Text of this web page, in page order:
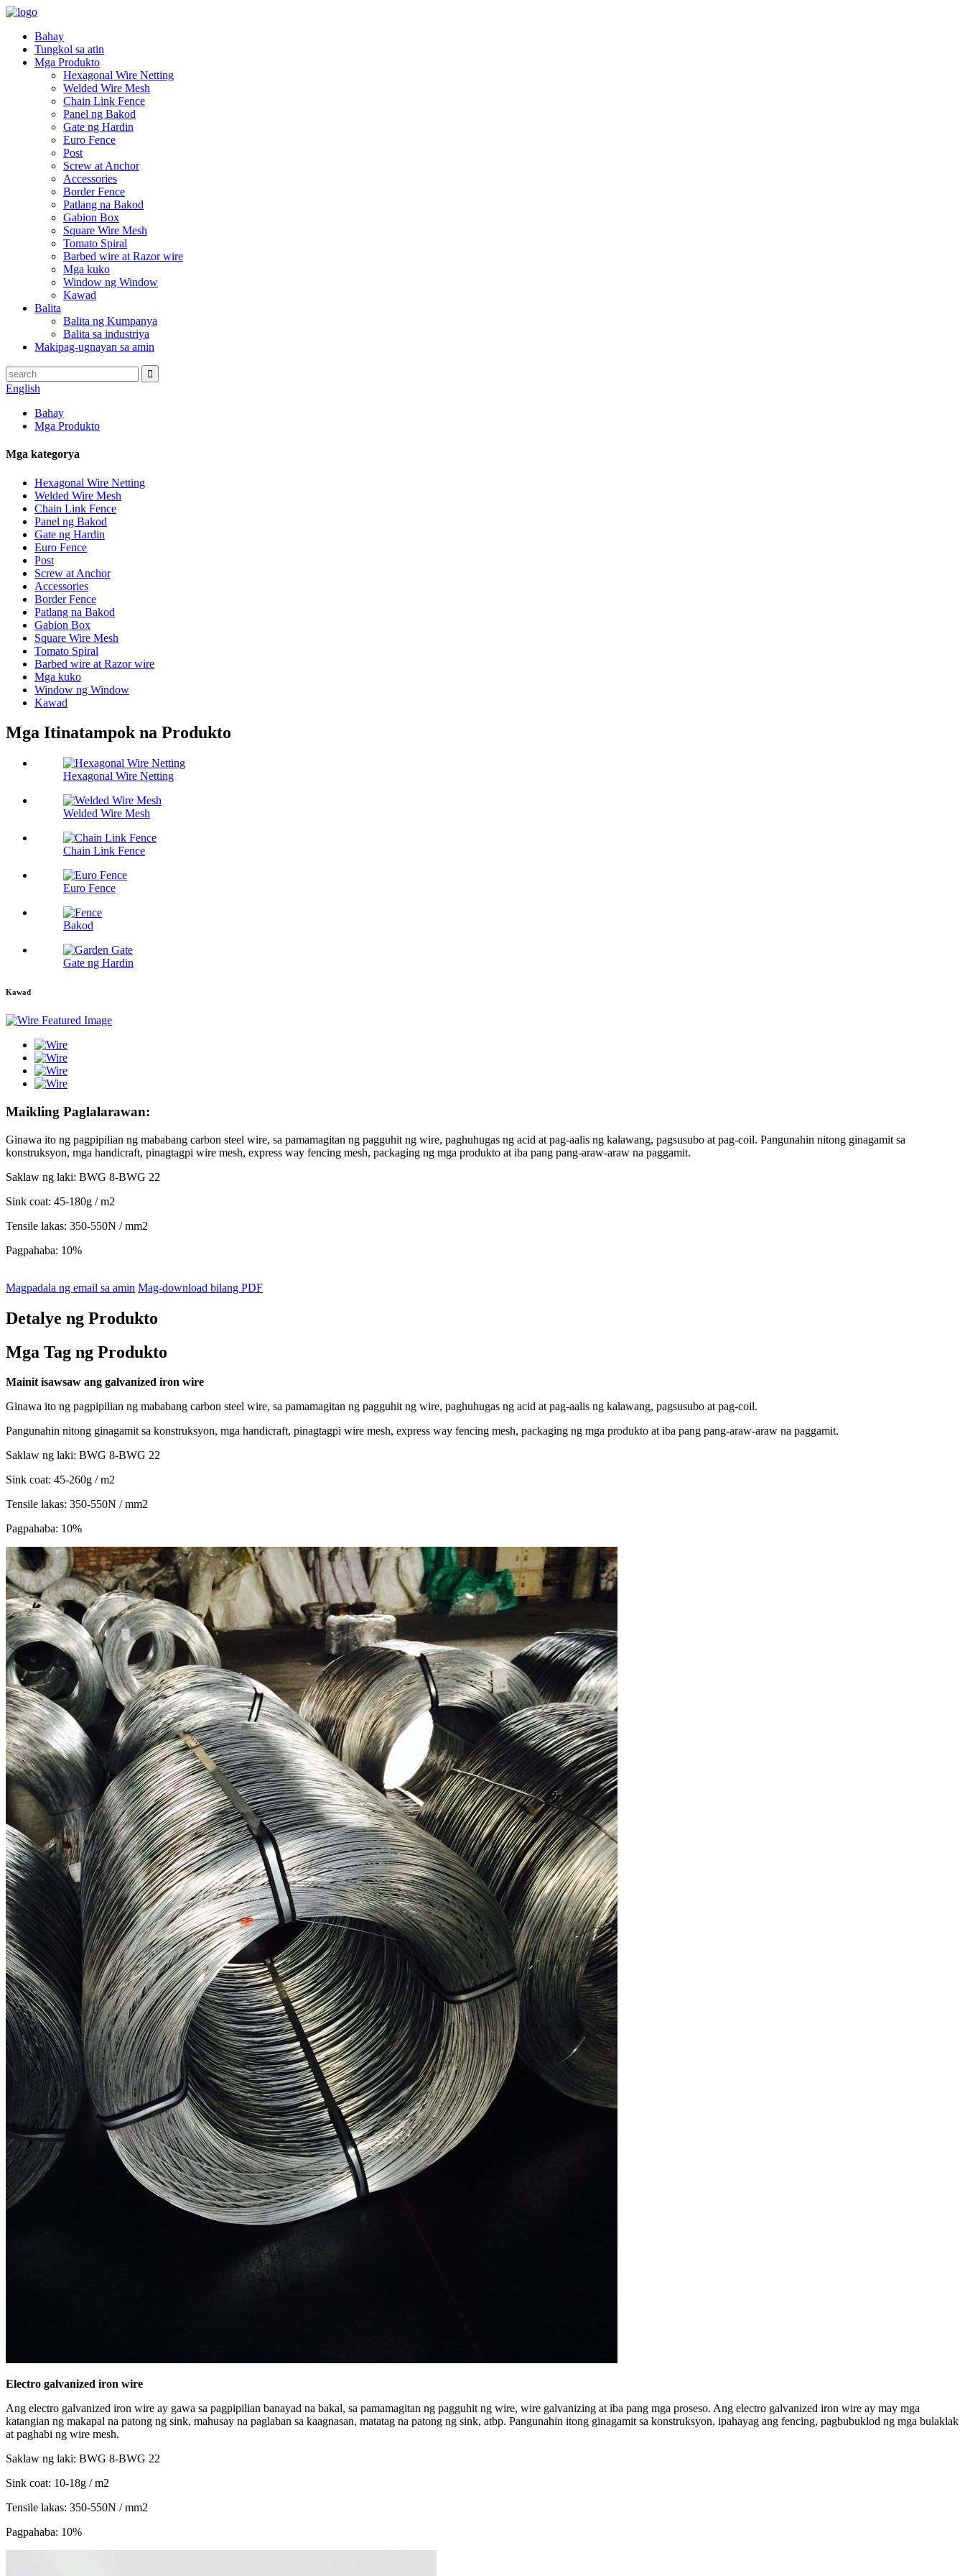
Bahay
Tungkol sa atin
Mga Produkto
Hexagonal Wire Netting
Welded Wire Mesh
Chain Link Fence
Panel ng Bakod
Gate ng Hardin
Euro Fence
Post
Screw at Anchor
Accessories
Border Fence
Patlang na Bakod
Gabion Box
Square Wire Mesh
Tomato Spiral
Barbed wire at Razor wire
Mga kuko
Window ng Window
Kawad
Balita
Balita ng Kumpanya
Balita sa industriya
Makipag-ugnayan sa amin
English
Bahay
Mga Produkto
Mga kategorya
Hexagonal Wire Netting
Welded Wire Mesh
Chain Link Fence
Panel ng Bakod
Gate ng Hardin
Euro Fence
Post
Screw at Anchor
Accessories
Border Fence
Patlang na Bakod
Gabion Box
Square Wire Mesh
Tomato Spiral
Barbed wire at Razor wire
Mga kuko
Window ng Window
Kawad
Mga Itinatampok na Produkto
Hexagonal Wire Netting
Welded Wire Mesh
Chain Link Fence
Euro Fence
Bakod
Gate ng Hardin
Kawad
Maikling Paglalarawan:
Ginawa ito ng pagpipilian ng mababang carbon steel wire, sa pamamagitan ng pagguhit ng wire, paghuhugas ng acid at pag-aalis ng kalawang, pagsusubo at pag-coil. Pangunahin nitong ginagamit sa
konstruksyon, mga handicraft, pinagtagpi wire mesh, express way fencing mesh, packaging ng mga produkto at iba pang pang-araw-araw na paggamit.
Saklaw ng laki: BWG 8-BWG 22
Sink coat: 45-180g / m2
Tensile lakas: 350-550N / mm2
Pagpahaba: 10%
Magpadala ng email sa amin Mag-download bilang PDF
Detalye ng Produkto
Mga Tag ng Produkto
Mainit isawsaw ang galvanized iron wire
Ginawa ito ng pagpipilian ng mababang carbon steel wire, sa pamamagitan ng pagguhit ng wire, paghuhugas ng acid at pag-aalis ng kalawang, pagsusubo at pag-coil.
Pangunahin nitong ginagamit sa konstruksyon, mga handicraft, pinagtagpi wire mesh, express way fencing mesh, packaging ng mga produkto at iba pang pang-araw-araw na paggamit.
Saklaw ng laki: BWG 8-BWG 22
Sink coat: 45-260g / m2
Tensile lakas: 350-550N / mm2
Pagpahaba: 10%
Electro galvanized iron wire
Ang electro galvanized iron wire ay gawa sa pagpipilian banayad na bakal, sa pamamagitan ng pagguhit ng wire, wire galvanizing at iba pang mga proseso. Ang electro galvanized iron wire ay may mga
katangian ng makapal na patong ng sink, mahusay na paglaban sa kaagnasan, matatag na patong ng sink, atbp. Pangunahin itong ginagamit sa konstruksyon, ipahayag ang fencing, pagbubuklod ng mga bulaklak
at paghabi ng wire mesh.
Saklaw ng laki: BWG 8-BWG 22
Sink coat: 10-18g / m2
Tensile lakas: 350-550N / mm2
Pagpahaba: 10%